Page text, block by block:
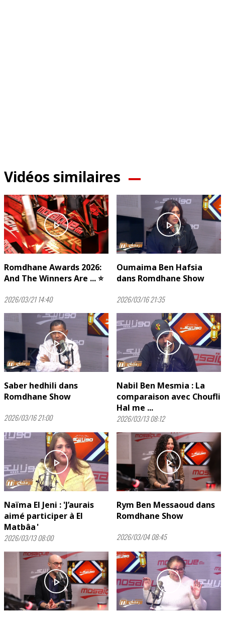
Vidéos similaires
play_arrow
Romdhane Awards 2026:
And The Winners Are ... ⭐
2026/03/21 14:40
play_arrow
Oumaima Ben Hafsia
dans Romdhane Show
2026/03/16 21:35
play_arrow
Saber hedhili dans
Romdhane Show
2026/03/16 21:00
play_arrow
Nabil Ben Mesmia : La
comparaison avec Choufli
Hal me ...
2026/03/13 08:12
play_arrow
Naïma El Jeni : 'J’aurais
aimé participer à El
Matbâa '
2026/03/13 08:00
play_arrow
Rym Ben Messaoud dans
Romdhane Show
2026/03/04 08:45
play_arrow play_arrow